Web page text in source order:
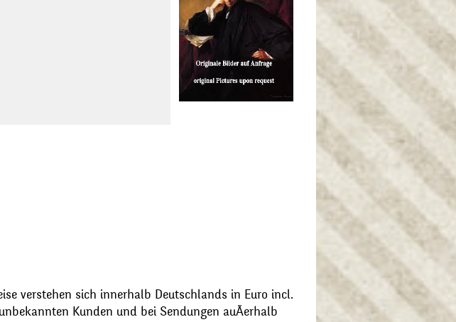
verstehen sich innerhalb Deutschlands in Euro incl.
Kunden und bei Sendungen auÃerhalb